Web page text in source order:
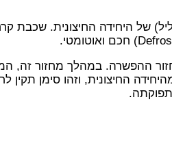
של היחידה החיצונית. שכבת
ההפשרה. במהלך מחזור זה,
החיצונית, וזהו סימן תקין